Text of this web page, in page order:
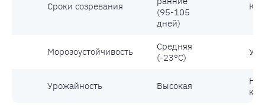
Сроки созревания
(95-105
дней)
Морозоустойчивость
Средняя
(-23°С)
Урожайность Высокая